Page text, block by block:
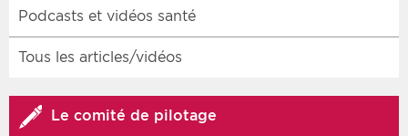
Podcasts et vidéos santé
Tous les articles/vidéos
Le comité de pilotage